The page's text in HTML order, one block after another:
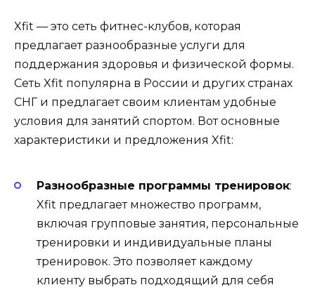
Xfit — это сеть фитнес-клубов, которая
предлагает разнообразные услуги для
поддержания здоровья и физической формы.
Сеть Xfit популярна в России и других странах
СНГ и предлагает своим клиентам удобные
условия для занятий спортом. Вот основные
характеристики и предложения Xfit:
Разнообразные программы тренировок:
Xfit предлагает множество программ,
включая групповые занятия, персональные
тренировки и индивидуальные планы
тренировок. Это позволяет каждому
клиенту выбрать подходящий для себя